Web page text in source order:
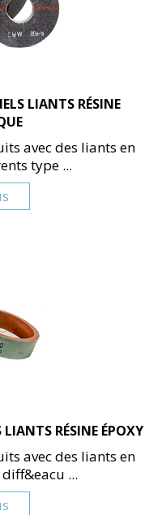
LIANTS RÉSINE
avec des liants en
type ...
RÉSINE ÉPOXY
avec des liants en
...